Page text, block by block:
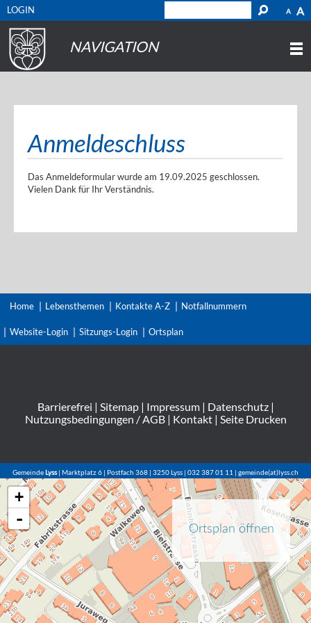
A A
LOGIN
NAVIGATION
Anmeldeschluss
Das Anmeldeformular wurde am 19.09.2025 geschlossen.
Vielen Dank für Ihr Verständnis.
Home Lebensthemen Kontakte A-Z Notfallnummern
Website-Login Sitzungs-Login Ortsplan
Barrierefrei | Sitemap| Impressum| Datenschutz|
Nutzungsbedingungen / AGB| Kontakt| Seite Drucken
GemeindeLyss| Marktplatz 6 | Postfach 368 | 3250 Lyss | 032 387 01 11 | gemeinde(at)lyss.ch